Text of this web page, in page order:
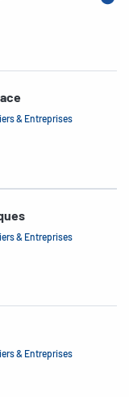
& Entreprises
& Entreprises
& Entreprises